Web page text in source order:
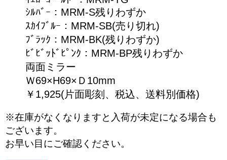
ｼﾙﾊﾞｰ：MRM‐S残りわずか
ｽｶｲﾌﾞﾙｰ：MRM‐SB(売り切れ)
ﾌﾞﾗｯｸ：MRM‐BK(残りわずか)
ﾋﾞﾋﾞｯﾄﾞﾋﾟﾝｸ：MRM-BP残りわずか
両面ミラー
Ｗ69×H69×Ｄ10mm
￥1,925(片面彫刻、税込、送料別価格)
※在庫がなくなりますと入荷が未定になる場合も
ございます。
お早い目にご確認ください。